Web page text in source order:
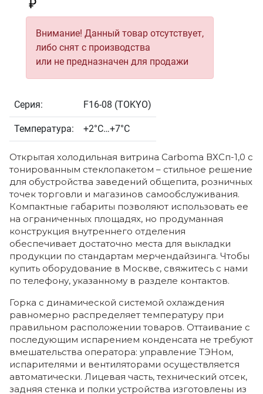
₽
Внимание! Данный товар отсутствует,
либо снят с производства
или не предназначен для продажи
Серия: F16-08 (TOKYO)
Температура: +2°С…+7°С
Открытая холодильная витрина Carboma ВХСп-1,0 с
тонированным стеклопакетом – стильное решение
для обустройства заведений общепита, розничных
точек торговли и магазинов самообслуживания.
Компактные габариты позволяют использовать ее
на ограниченных площадях, но продуманная
конструкция внутреннего отделения
обеспечивает достаточно места для выкладки
продукции по стандартам мерчендайзинга. Чтобы
купить оборудование в Москве, свяжитесь с нами
по телефону, указанному в разделе контактов.
Горка с динамической системой охлаждения
равномерно распределяет температуру при
правильном расположении товаров. Оттаивание с
последующим испарением конденсата не требуют
вмешательства оператора: управление ТЭНом,
испарителями и вентиляторами осуществляется
автоматически. Лицевая часть, технический отсек,
задняя стенка и полки устройства изготовлены из